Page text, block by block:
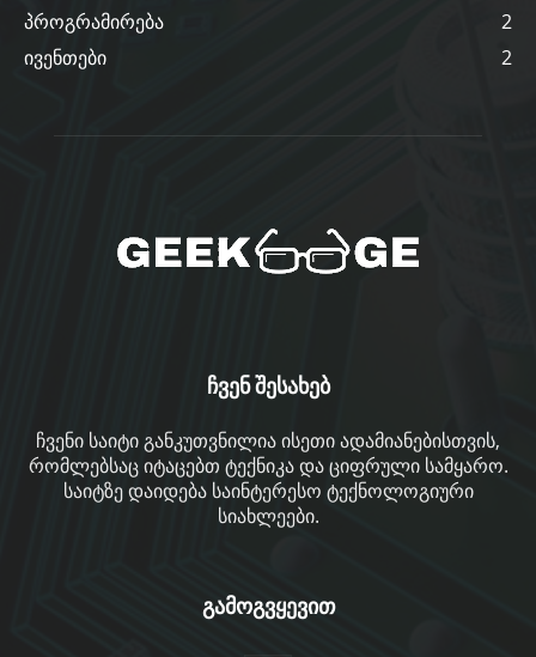
პროგრამირება
2
ივენთები
2
ჩვენ შესახებ
ჩვენი საიტი განკუთვნილია ისეთი ადამიანებისთვის,
რომლებსაც იტაცებთ ტექნიკა და ციფრული სამყარო.
საიტზე დაიდება საინტერესო ტექნოლოგიური
სიახლეები.
გამოგვყევით